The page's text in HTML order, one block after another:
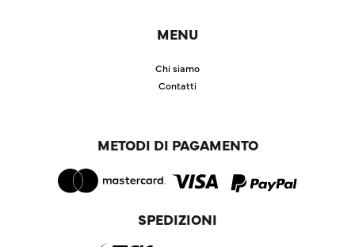
MENU
Chi siamo
Contatti
METODI DI PAGAMENTO
SPEDIZIONI